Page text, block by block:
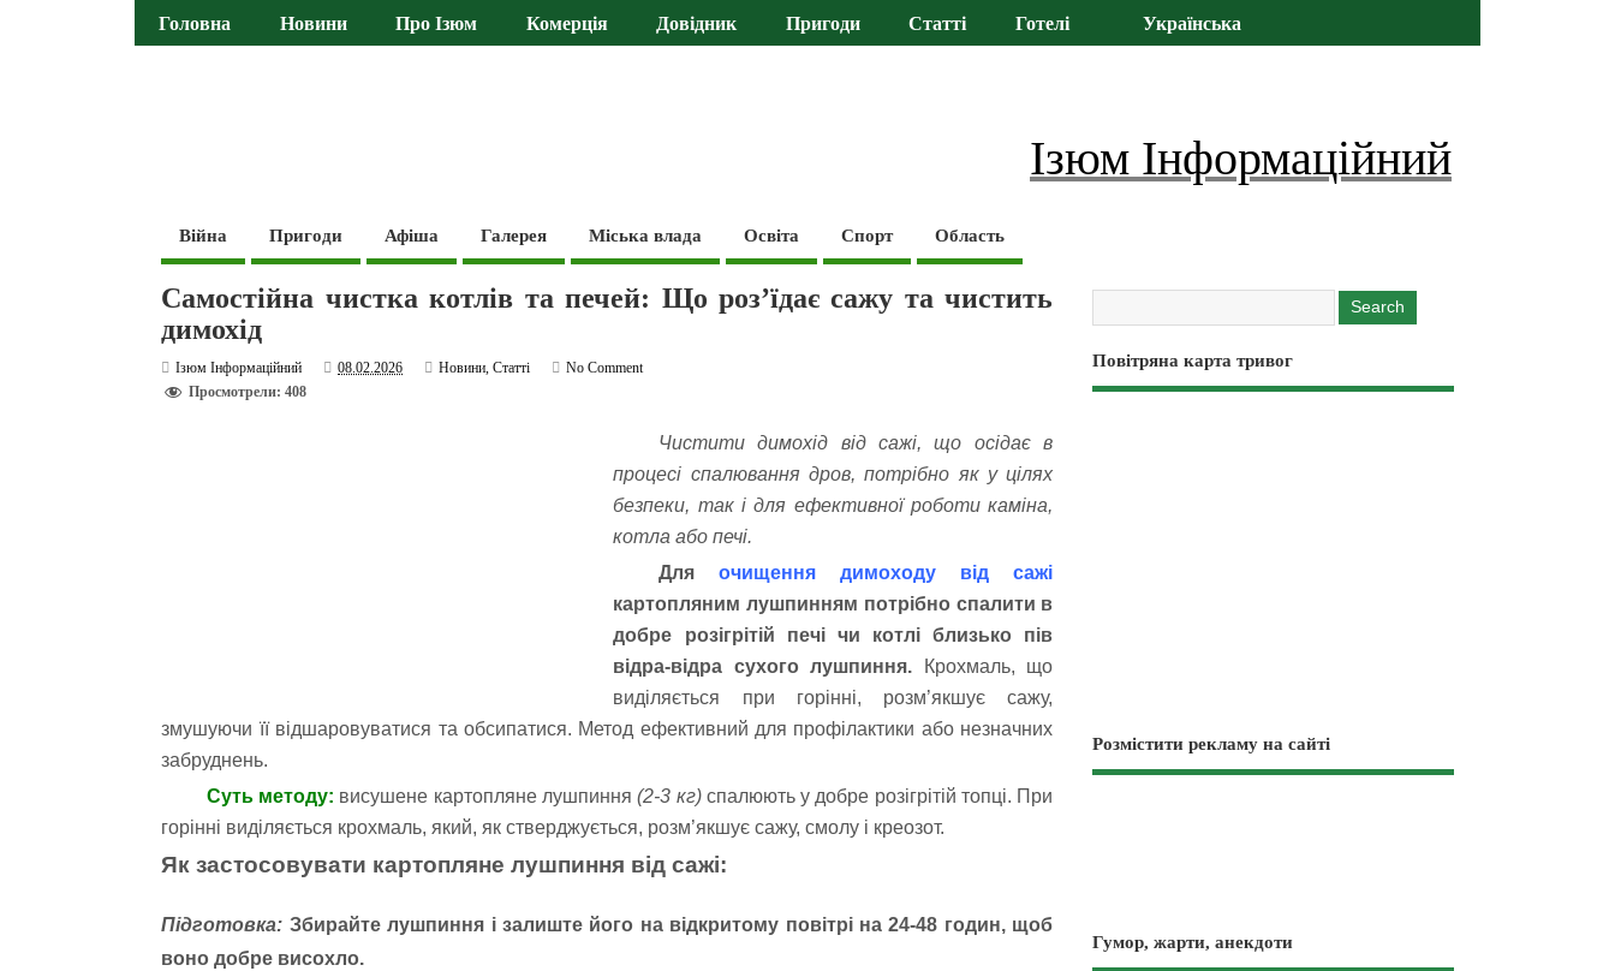
Головна Новини Про Ізюм Комерція Довідник Пригоди Статті Готелі Українська
Ізюм Інформаційний
Війна Пригоди Афіша Галерея Міська влада Освіта Спорт Область
Самостійна чистка котлів та печей: Що роз’їдає сажу та чистить
димохід
Ізюм Інформаційний 08.02.2026 Новини,Статті
No Comment
Просмотрели: 408
Чистити димохід від сажі, що осідає в
процесі спалювання дров, потрібно як у цілях
безпеки, так і для ефективної роботи каміна,
котла або печі.
Для очищення димоходу від сажі
картопляним лушпинням потрібно спалити в
добре розігрітій печі чи котлі близько пів
відра-відра сухого лушпиння. Крохмаль, що
виділяється при горінні, розм’якшує сажу,
змушуючи її відшаровуватися та обсипатися. Метод ефективний для профілактики або незначних
забруднень.
Суть методу: висушене картопляне лушпиння(2-3 кг)спалюють у добре розігрітій топці. При
горінні виділяється крохмаль, який, як стверджується, розм’якшує сажу, смолу і креозот.
Як застосовувати картопляне лушпиння від сажі:
Підготовка: Збирайте лушпиння і залиште його на відкритому повітрі на 24-48 годин, щоб
воно добре висохло.
Повітряна карта тривог
Розмістити рекламу на сайті
Гумор, жарти, анекдоти